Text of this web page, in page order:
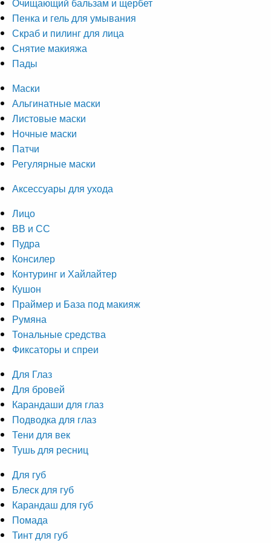
Очищающий бальзам и щербет
Пенка и гель для умывания
Скраб и пилинг для лица
Снятие макияжа
Пады
Маски
Альгинатные маски
Листовые маски
Ночные маски
Патчи
Регулярные маски
Аксессуары для ухода
Лицо
ВВ и СС
Пудра
Консилер
Контуринг и Хайлайтер
Кушон
Праймер и База под макияж
Румяна
Тональные средства
Фиксаторы и спреи
Для Глаз
Для бровей
Карандаши для глаз
Подводка для глаз
Тени для век
Тушь для ресниц
Для губ
Блеск для губ
Карандаш для губ
Помада
Тинт для губ